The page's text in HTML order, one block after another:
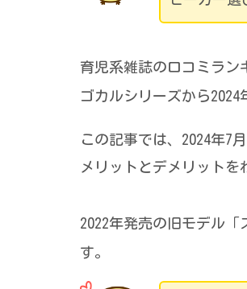
育児系雑誌の口コミラン
ゴカルシリーズから2024
この記事では、2024年7
メリットとデメリットを
2022年発売の旧モデル「
す。